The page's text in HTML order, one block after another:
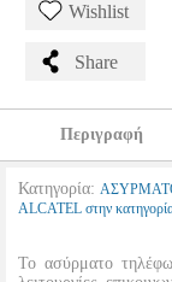
Wishlist
Share
Περιγραφή
Κατηγορία:
ALCATEL στην
Το ασύρματο